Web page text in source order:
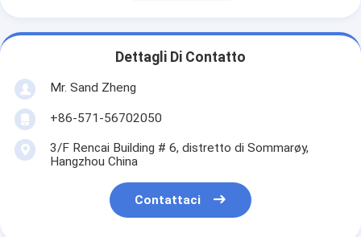
Dettagli Di Contatto
Mr. Sand Zheng
+86-571-56702050
3/F Rencai Building # 6, distretto di Sommarøy,
Hangzhou China
Contattaci